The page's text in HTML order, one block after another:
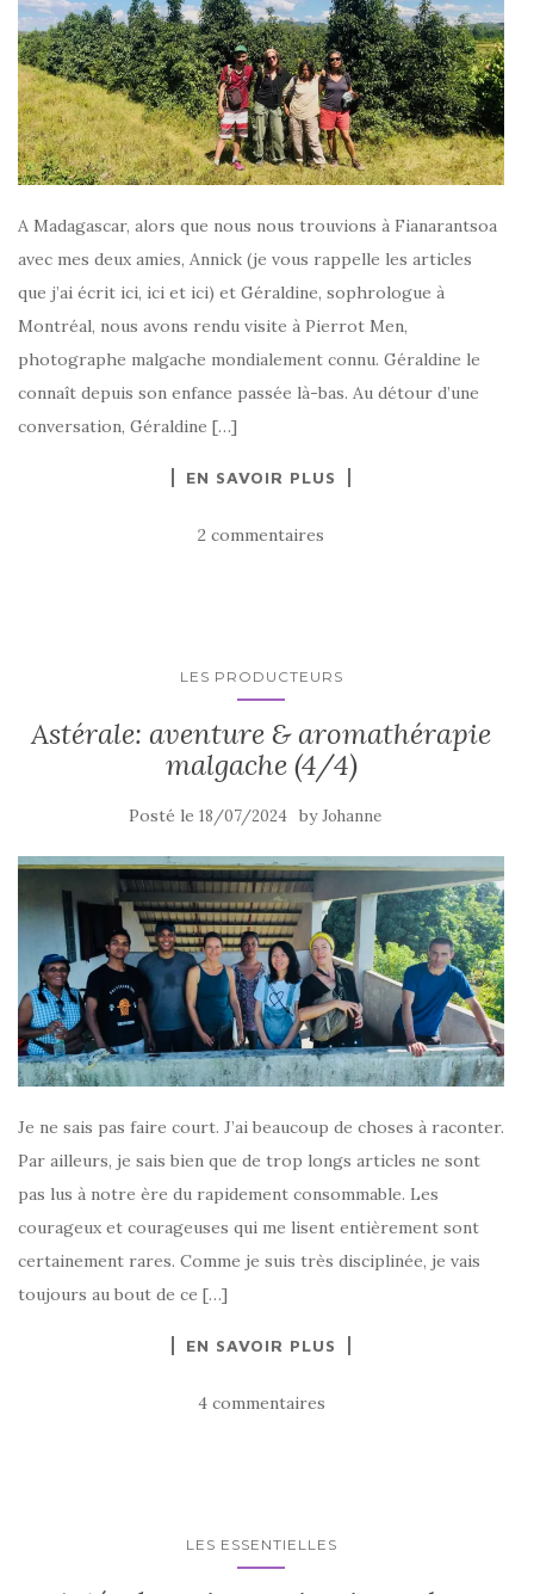
A Madagascar, alors que nous nous trouvions à Fianarantsoa
avec mes deux amies, Annick (je vous rappelle les articles
que j’ai écrit ici, ici et ici) et Géraldine, sophrologue à
Montréal, nous avons rendu visite à Pierrot Men,
photographe malgache mondialement connu. Géraldine le
connaît depuis son enfance passée là-bas. Au détour d’une
conversation, Géraldine […]
EN SAVOIR PLUS
2 commentaires
LES PRODUCTEURS
Astérale: aventure & aromathérapie
malgache (4/4)
Posté le 18/07/2024 byJohanne
Je ne sais pas faire court. J’ai beaucoup de choses à raconter.
Par ailleurs, je sais bien que de trop longs articles ne sont
pas lus à notre ère du rapidement consommable. Les
courageux et courageuses qui me lisent entièrement sont
certainement rares. Comme je suis très disciplinée, je vais
toujours au bout de ce […]
EN SAVOIR PLUS
4 commentaires
LES ESSENTIELLES